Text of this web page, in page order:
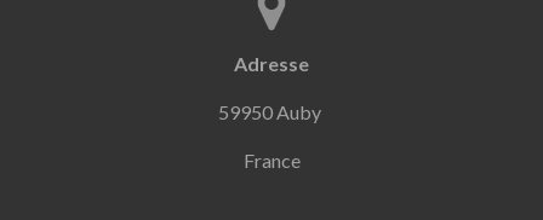
Adresse
59950 Auby
France